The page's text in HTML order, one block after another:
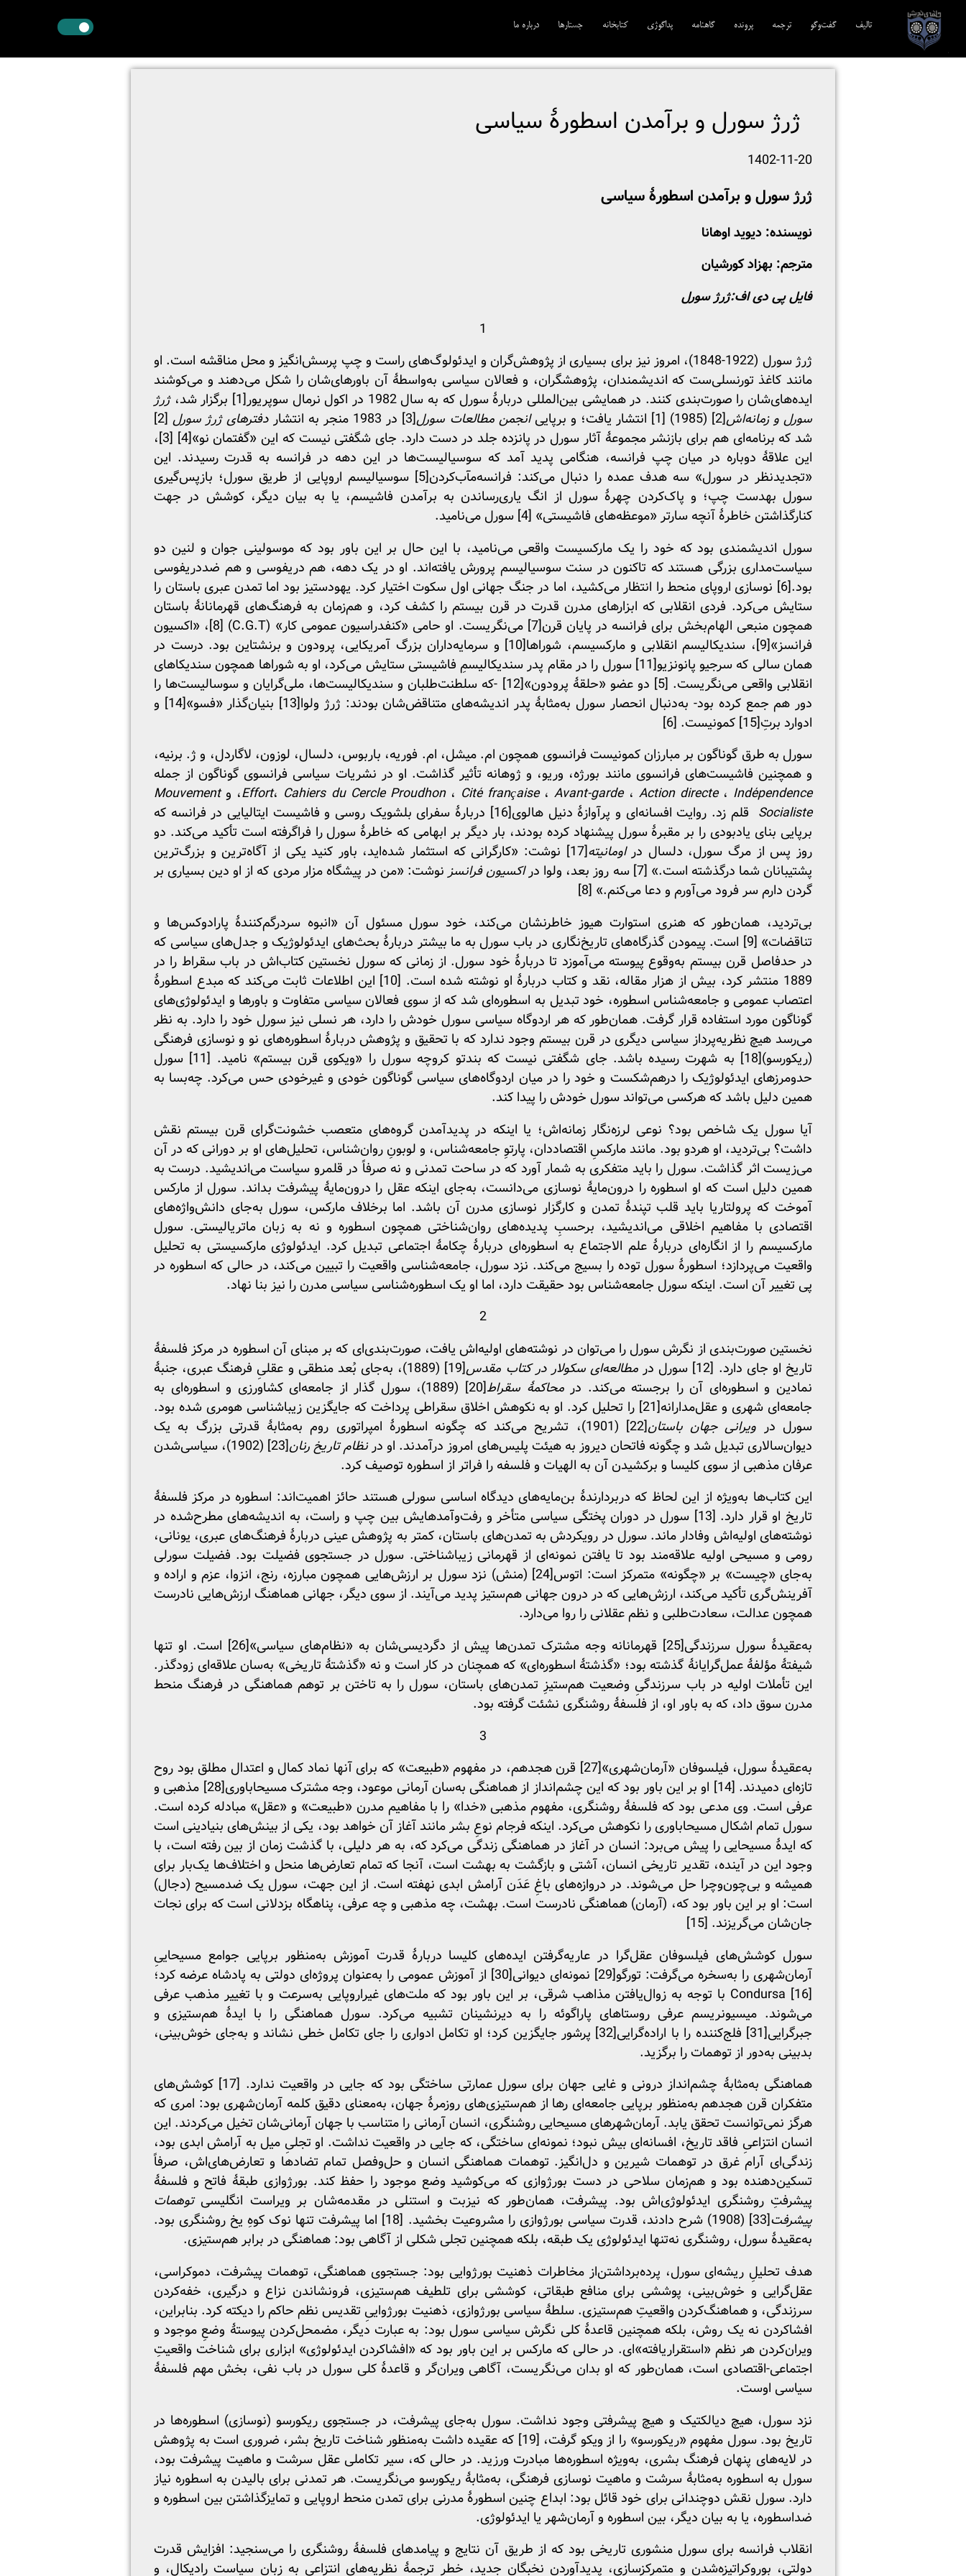
تالیف‎‌ گفت‌وگو ترجمه‌ پرونده گاهنامه پداگوژی کتابخانه جستارها درباره ما
ژرژ سورل و برآمدن اسطورۀ سیاسی
1402-11-20
ژرژ سورل و برآمدن اسطورۀ سیاسی
نویسنده: دیوید اوهانا
مترجم: بهزاد کورشیان
فایل پی دی اف:ژرژ سورل
1
ژرژ سورل (1922-1848)، امروز نیز برای بسیاری از پژوهش‌گران و ایدئولوگ‌های راست و چپ پرسش‌انگیز و محل مناقشه است. او
مانند کاغذ تورنسلی‌ست که اندیشمندان، پژوهشگران، و فعالان سیاسی به‌واسطۀ آن باورهای‌شان را شکل می‌دهند و می‌کوشند
ایده‌های‌شان را صورت‌بندی کنند. در همایشی بین‌المللی دربارۀ سورل که به سال 1982 در اکول نرمال سوپریور
[1] برگزار شد،ژرژ
سورل و زمانه‌اش[2] (1985) [1] انتشار یافت؛ و برپایی انجمن مطالعات سورل[3] در 1983 منجر به انتشار دفترهای ژرژ سورل
[2]
شد که برنامه‌ای هم برای بازنشر مجموعۀ آثار سورل در پانزده جلد در دست دارد. جای شگفتی نیست که این «گفتمان نو»[4]
[3]،
این علاقۀ دوباره در میان چپ فرانسه، هنگامی پدید آمد که سوسیالیست‌ها در این دهه در فرانسه به قدرت رسیدند. این
«تجدیدنظر در سورل» سه هدف عمده را دنبال می‌کند: فرانسه‌مآب‌کردن[5]
سوسیالیسم اروپایی از طریق سورل؛ بازپس‌گیری
سورل به‏دست چپ؛ و پاک‌کردن چهرۀ سورل از انگ یاری‌رساندن به برآمدن فاشیسم، یا به بیان دیگر، کوشش در جهت
کنارگذاشتن خاطرۀ آنچه سارتر «موعظه‌های فاشیستی» [4] سورل می‌نامید.
سورل اندیشمندی بود که خود را یک مارکسیست واقعی می‌نامید، با این حال بر این باور بود که موسولینی جوان و لنین دو
سیاست‌مداری بزرگی هستند که تاکنون در سنت سوسیالیسم پرورش یافته‌اند. او در یک دهه، هم دریفوسی و هم ضددریفوسی
بود.[6]
نوسازی اروپای منحط را انتظار می‌کشید، اما در جنگ جهانی اول سکوت اختیار کرد. یهودستیز بود اما تمدن عبری باستان را
ستایش می‌کرد. فردی انقلابی که ابزارهای مدرن قدرت در قرن بیستم را کشف کرد، و هم‌زمان به فرهنگ‌های قهرمانانۀ باستان
همچون منبعی الهام‌بخش برای فرانسه در پایان قرن[7] می‌نگریست. او حامی «کنفدراسیون عمومی کار» (C.G.T) [8]
، «اکسیون
فرانسز»[9] ، سندیکالیسم انقلابی و مارکسیسم، شوراها[10]
و سرمایه‌داران بزرگ آمریکایی، پرودون و برنشتاین بود. درست در
همان سالی که سرجیو پانونزیو[11]
سورل را در مقام پدر سندیکالیسمِ فاشیستی ستایش می‌کرد، او به شوراها همچون سندیکاهای
انقلابی واقعی می‌نگریست. [5] دو عضو «حلقۀ پرودون»
[12]
-که سلطنت‌طلبان و سندیکالیست‌ها، ملی‌گرایان و سوسالیست‌ها را
دور هم جمع کرده بود- به‌دنبال ‌انحصار سورل به‌مثابۀ پدر اندیشه‌های متناقض‌شان بودند: ژرژ ولوا[13] بنیان‌گذار «فسو»[14]
و
ادوارد برتِ[15]
کمونیست. [6]
سورل به طرق گوناگون بر مبارزان کمونیست فرانسوی همچون ام. میشل، ام. فوریه، باربوس، دلسال، لوزون، لاگاردل، و ژ. برنیه،
و همچنین فاشیست‌های فرانسوی مانند بورژه، وریو، و ژوهانه تأثیر گذاشت. او در نشریات سیاسی فرانسوی گوناگون از جمله
Effort، Cahiers du Cercle Proudhon ، Cité française ،Avant-garde ، Action directe، Indépendence ، وMouvement
Socialiste قلم زد. روایت افسانه‌ای و پرآوازۀ دنیل هالوی[16]
دربارۀ سفرای بلشویک روسی و فاشیست ایتالیایی در فرانسه که
برپایی بنای یادبودی را بر مقبرۀ سورل پیشنهاد کرده بودند، بار دیگر بر ابهامی که خاطرۀ سورل را فراگرفته است تأکید می‌کند. دو
روز پس از مرگ سورل، دلسال دراومانیته[17]
نوشت: «کارگرانی که استثمار شده‌اید، باور کنید یکی از آگاه‌ترین و بزرگ‌ترین
پشتیبانان شما درگذشته است.» [7] سه روز بعد، ولوا در
اکسیون فرانسزنوشت: «من در پیشگاه مزار مردی که از او دین بسیاری بر
گردن دارم سر فرود می‌آورم و دعا می‌کنم.» [8]
بی‌تردید، همان‌طور که هنری استوارت هیوز خاطرنشان می‌کند، خود سورل مسئول آن «انبوه سردرگم‌کنندۀ پارادوکس‌ها و
تناقضات» [9] است. پیمودن گذرگاه‌های تاریخ‌نگاری در باب سورل به ما بیشتر دربارۀ بحث‌های ایدئولوژیک و جدل‌های سیاسی که
در حدفاصل قرن بیستم به‌وقوع پیوسته می‌آموزد تا دربارۀ خود سورل. از زمانی که سورل نخستین کتاب‌اش در باب سقراط را در
1889 منتشر کرد، بیش از هزار مقاله، نقد و کتاب دربارۀ او نوشته شده است. [10] این اطلاعات ثابت می‌کند که مبدع اسطورۀ
اعتصاب عمومی و جامعه‌شناس اسطوره، خود تبدیل به اسطوره‌ای شد که از سوی فعالان سیاسی متفاوت و باورها و ایدئولوژی‌های
گوناگون مورد استفاده قرار گرفت. همان‌طور که هر اردوگاه سیاسی سورل خودش را دارد، هر نسلی نیز سورل خود را دارد. به نظر
می‌رسد هیچ نظریه‌پرداز سیاسی دیگری در قرن بیستم وجود ندارد که با تحقیق و پژوهش دربارۀ اسطوره‌های نو و نوسازی فرهنگی
(ریکورسو)[18]
به شهرت رسیده باشد. جای شگفتی نیست که بندتو کروچه سورل را «ویکوی قرن بیستم» ‌نامید. [11] سورل
حدومرزهای ایدئولوژیک را درهم‌شکست و خود را در میان اردوگاه‌های سیاسی گوناگون خودی و غیرخودی حس می‌کرد. چه‌بسا به
همین دلیل باشد که هرکسی می‌تواند سورل خودش را پیدا کند.
آیا سورل یک شاخص بود؟ نوعی لرزه‌نگار زمانه‌اش؛ یا اینکه در پدیدآمدن گروه‌های متعصب خشونت‌گرای قرن بیستم نقش
داشت؟ بی‌تردید، او هردو بود. مانند مارکسِ اقتصاددان، پارتوِ جامعه‌شناس، و لوبونِ روان‌شناس، تحلیل‌های او بر دورانی که در آن
می‌زیست اثر گذاشت. سورل را باید متفکری به شمار آورد که در ساحت تمدنی و نه صرفاً در قلمرو سیاست می‌اندیشید. درست به
همین دلیل است که او اسطوره را درون‌مایۀ نوسازی می‌دانست، به‌جای اینکه عقل را درون‌مایۀ پیشرفت بداند. سورل از مارکس
آموخت که پرولتاریا باید قلب تپندۀ تمدن و کارگزار نوسازی مدرن آن باشد. اما برخلاف مارکس، سورل به‌جای دانش‌واژه‌های
اقتصادی با مفاهیم اخلاقی می‌اندیشید، برحسبِ پدیده‌های روان‌شناختی همچون اسطوره و نه به زبان ماتریالیستی. سورل
مارکسیسم را از انگاره‌ای دربارۀ علم الاجتماع به اسطوره‌ای دربارۀ چکامۀ اجتماعی تبدیل کرد. ایدئولوژی مارکسیستی به تحلیل
واقعیت می‌پردازد؛ اسطورۀ سورل توده را بسیج می‌کند. نزد سورل، جامعه‌شناسی واقعیت را تبیین می‌کند، در حالی که اسطوره در
پی تغییر آن است. اینکه سورل جامعه‌شناس بود حقیقت دارد، اما او یک اسطوره‌شناسی سیاسی مدرن را نیز بنا نهاد.
2
نخستین صورت‌بندی از نگرش سورل را می‌توان در نوشته‌های اولیه‌اش یافت، صورت‌بندی‌ای که بر مبنای آن اسطوره در مرکز فلسفۀ
تاریخ او جای دارد. [12] سورل در
مطالعه‌ای سکولار در کتاب مقدس[19]
(1889)، به‌جای بُعد منطقی و عقلیِ فرهنگ عبری، جنبۀ
نمادین و اسطوره‌ای آن را برجسته می‌کند. درمحاکمۀ سقراط[20]
(1889)، سورل گذار از جامعه‌ای کشاورزی و اسطوره‌ای به
جامعه‌ای شهری و عقل‌مدارانه[21]
را تحلیل کرد. او به نکوهش اخلاق سقراطی پرداخت که جایگزین زیبا‌شناسی هومری شده بود.
سورل در ویرانی جهان باستان[22]
(1901)، تشریح می‌کند که چگونه اسطورۀ امپراتوری روم به‌مثابۀ قدرتی بزرگ به یک
دیوان‌سالاری تبدیل شد و چگونه فاتحان دیروز به هیئت پلیس‌های امروز درآمدند. او درنظام تاریخ رنان[23]
(1902)، سیاسی‌شدن
عرفان مذهبی از سوی کلیسا و برکشیدن آن به الهیات و فلسفه را فراتر از اسطوره توصیف کرد.
این کتاب‌ها به‌ویژه از این لحاظ که دربردارندۀ بن‌مایه‌های دیدگاه اساسی سورلی هستند حائز اهمیت‌اند: اسطوره در مرکز فلسفۀ
تاریخ او قرار دارد. [13] سورل در دوران پختگی سیاسی متأخر و رفت‌وآمدهایش بین چپ و راست، به اندیشه‌های مطرح‌شده در
نوشته‌های اولیه‌اش وفادار ماند. سورل در رویکردش به تمدن‌های باستان، کمتر به پژوهش عینی دربارۀ فرهنگ‌های عبری، یونانی،
رومی و مسیحی اولیه علاقه‌مند بود تا یافتن نمونه‌ای از قهرمانی زیبا‌شناختی. سورل در جستجوی فضیلت بود. فضیلت سورلی
به‌جای «چیست» بر «چگونه» متمرکز است: اتوس[24]
(منش) نزد سورل بر ارزش‌هایی همچون مبارزه، رنج، انزوا، عزم و اراده و
آفرینش‌گری تأکید می‌کند، ارزش‌هایی که در درون جهانی هم‌ستیز پدید می‌آیند. از سوی دیگر، جهانی هماهنگ ارزش‌هایی نادرست
همچون عدالت، سعادت‌طلبی و نظم عقلانی را روا می‌دارد.
به‌عقیدۀ سورل سرزندگی[25] قهرمانانه وجه مشترک تمدن‌ها پیش از دگردیسی‌شان به «نظام‌های سیاسی»[26]
است. او تنها
شیفتۀ مؤلفۀ عمل‌گرایانۀ گذشته بود؛ «گذشتۀ اسطوره‌ای» که همچنان در کار است و نه «گذشتۀ تاریخی» به‌سان علاقه‌ای زودگذر.
این تأملات اولیه در باب سرزندگیِ وضعیت هم‌ستیزِ تمدن‌های باستان، سورل را به تاختن بر توهم هماهنگی در فرهنگ منحط
مدرن سوق داد، که به باور او، از فلسفۀ روشنگری نشئت گرفته بود.
3
به‌عقیدۀ سورل، فیلسوفان «آرمان‌شهری»[27]
قرن هجدهم، در مفهوم «طبیعت» که برای آنها نماد کمال و اعتدال مطلق بود روح
تازه‌ای دمیدند. [14] او بر این باور بود که این چشم‌انداز از هماهنگی به‌سان آرمانی موعود، وجه مشترک مسیحاباوری
[28]
مذهبی و
عرفی است. وی مدعی بود که فلسفۀ روشنگری، مفهوم مذهبی «خدا» را با مفاهیم مدرن «طبیعت» و «عقل» مبادله کرده است.
سورل تمام اشکال مسیحاباوری را نکوهش می‌کرد. اینکه فرجام نوعِ بشر مانند آغاز آن خواهد بود، یکی از بینش‌های بنیادینی است
که ایدۀ مسیحایی را پیش می‌برد: انسان در آغاز در هماهنگی زندگی می‌کرد که، به هر دلیلی، با گذشت زمان از بین رفته است، با
وجود این در آینده، تقدیر تاریخی انسان، آشتی و بازگشت به بهشت است، آنجا که تمام تعارض‌ها منحل و اختلاف‌ها یک‌بار برای
همیشه و بی‌چون‌وچرا حل می‌شوند. در دروازه‌های باغِ عَدَن آرامش ابدی نهفته است. از این جهت، سورل یک ضدمسیح (دجال)
است: او بر این باور بود که، (آرمان) هماهنگی نادرست است. بهشت، چه مذهبی و چه عرفی، پناهگاه بزدلانی است که برای نجات
جان‌شان می‌گریزند. [15]
سورل کوشش‌های فیلسوفان عقل‌گرا در ‌عاریه‌گرفتن ایده‌های کلیسا دربارۀ قدرت آموزش به‌منظور برپایی جوامع مسیحاییِ
آرمان‌شهری را به‌سخره می‌گرفت: تورگو[29] نمونه‌ای دیوانی[30]
از آموزش عمومی را به‌عنوان پروژه‌ای دولتی به پادشاه عرضه کرد؛
[16] Condursa با توجه به زوال‌یافتن مذاهب شرقی، بر این باور بود که ملت‌های غیراروپایی به‌سرعت و با تغییر مذهب عرفی
می‌شوند. میسیونریسم عرفی روستاهای پاراگوئه را به دیرنشینان تشبیه می‌کرد. سورل هماهنگی را با ایدۀ هم‌ستیزی و
جبرگرایی[31] فلج‌کننده را با اراده‌گرایی[32]
پرشور جایگزین کرد؛ او تکامل ادواری را جای تکامل خطی نشاند و به‌جای خوش‌بینی،
بدبینی به‌دور از توهمات را برگزید.
هماهنگی به‌مثابۀ چشم‌انداز درونی و غایی جهان برای سورل عمارتی ساختگی بود که جایی در واقعیت ندارد. [17] کوشش‌های
متفکران قرن هجدهم به‌منظور برپایی جامعه‌ای رها از هم‌ستیزی‌های روزمرۀ جهان، به‌معنای دقیق کلمه آرمان‌شهری بود: امری که
هرگز نمی‌توانست تحقق یابد. آرمان‌شهرهای مسیحایی روشنگری، انسان آرمانی را متناسب با جهان آرمانی‌شان تخیل می‌کردند. این
انسان انتزاعیِ فاقد تاریخ، افسانه‌ای بیش نبود؛ نمونه‌ای ساختگی، که جایی در واقعیت نداشت. او تجلیِ میل به آرامش ابدی بود،
زندگی‌ای آرام غرق در توهمات شیرین و دل‌انگیز. توهمات هماهنگی انسان و حل‌وفصل تمام تضادها و تعارض‌های‌اش، صرفاً
تسکین‌دهنده بود و هم‌زمان سلاحی در دست بورژوازی که می‌کوشید وضع موجود را حفظ کند. بورژوازی طبقۀ فاتح و فلسفۀ
پیشرفتِ روشنگری ایدئولوژی‌اش بود. پیشرفت، همان‌طور که نیزبت و استنلی در مقدمه‌شان بر ویراست انگلیسیتوهمات
پیشرفت[33]
(1908) شرح دادند، قدرت سیاسی بورژوازی را مشروعیت بخشید. [18] اما پیشرفت تنها نوک کوهِ یخ روشنگری بود.
به‌عقیدۀ سورل، روشنگری نه‌تنها ایدئولوژی یک طبقه، بلکه همچنین تجلی شکلی از آگاهی بود: هماهنگی در برابر هم‌ستیزی.
هدف تحلیلِ ریشه‌ای سورل، پرده‌برداشتن‌از مخاطرات ذهنیت بورژوایی بود: جستجوی هماهنگی، توهمات پیشرفت، دموکراسی،
عقل‌گرایی و خوش‌بینی، پوششی برای منافع طبقاتی، کوششی برای تلطیف هم‌ستیزی، فرونشاندن نزاع و درگیری، خفه‌کردن
سرزندگی، و هماهنگ‌کردن واقعیتِ هم‌ستیزی. سلطۀ سیاسی بورژوازی، ذهنیت بورژواییِ تقدیس نظم حاکم را دیکته کرد. بنابراین،
افشاکردن نه یک روش، بلکه همچنین قاعدۀ کلی نگرش سیاسی سورل بود: به عبارت دیگر، مضمحل‌کردن پیوستۀ وضعِ موجود و
ویران‌کردن هر نظم «استقراریافته»ای. در حالی‌ که مارکس بر این باور بود که «افشاکردن ایدئولوژی» ابزاری برای شناخت واقعیتِ
اجتماعی-اقتصادی‌ است، همان‌طور که او بدان می‌نگریست، آگاهی ویران‌گر و قاعدۀ کلی سورل در باب نفی، بخش مهم فلسفۀ
سیاسی اوست.
نزد سورل، هیچ دیالکتیک و هیچ پیشرفتی وجود نداشت. سورل به‌جای پیشرفت، در جستجوی ریکورسو (نوسازی) اسطوره‌ها در
تاریخ بود. سورل مفهوم «ریکورسو» را از ویکو گرفت، [19] که عقیده داشت به‌منظور شناخت تاریخ بشر، ضروری است به پژوهش
در لایه‌های پنهان فرهنگ بشری، به‌ویژه اسطوره‌ها مبادرت ورزید. در حالی‌ که، سیر تکاملی عقل سرشت و ماهیت پیشرفت بود،
سورل به اسطوره به‌مثابۀ سرشت و ماهیت نوسازی فرهنگی، به‌مثابۀ ریکورسو می‌نگریست. هر تمدنی برای بالیدن به اسطوره نیاز
دارد. سورل نقش دوچندانی برای خود قائل بود: ابداع چنین اسطورۀ مدرنی برای تمدن منحط اروپایی و تمایزگذاشتن بین اسطوره و
ضداسطوره، یا به بیان دیگر، بین اسطوره و آرمان‌شهر یا ایدئولوژی.
انقلاب فرانسه برای سورل منشوری تاریخی بود که از طریق آن نتایج و پیامدهای فلسفۀ روشنگری را می‌سنجید: افزایش قدرت
دولتی، بوروکراتیزه‌شدن و متمرکزسازی، پدیدآوردن نخبگان جدید، خطر ترجمۀ نظریه‌های انتزاعی به زبان سیاست رادیکال، و